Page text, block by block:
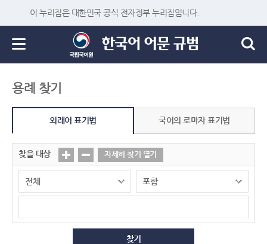
이 누리집은 대한민국 공식 전자정부 누리집입니다.
용례 찾기
외래어 표기법 국어의 로마자 표기법
찾을 대상 자세히 찾기 열기
찾기